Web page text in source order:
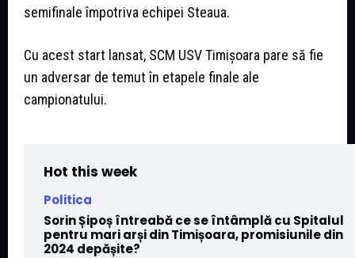
semifinale împotriva echipei Steaua.
Cu acest start lansat, SCM USV Timișoara pare să fie
un adversar de temut în etapele finale ale
campionatului.
Hot this week
Politica
Sorin Șipoș întreabă ce se întâmplă cu Spitalul
pentru mari arși din Timișoara, promisiunile din
2024 depășite?